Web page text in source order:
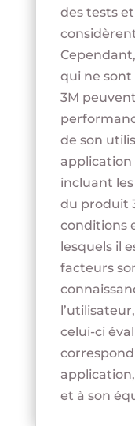
des tests
qui ne sont
3M
de son
application
incluant
du produit
conditions
lesquels il
facteurs
celui-ci
correspond
et à son